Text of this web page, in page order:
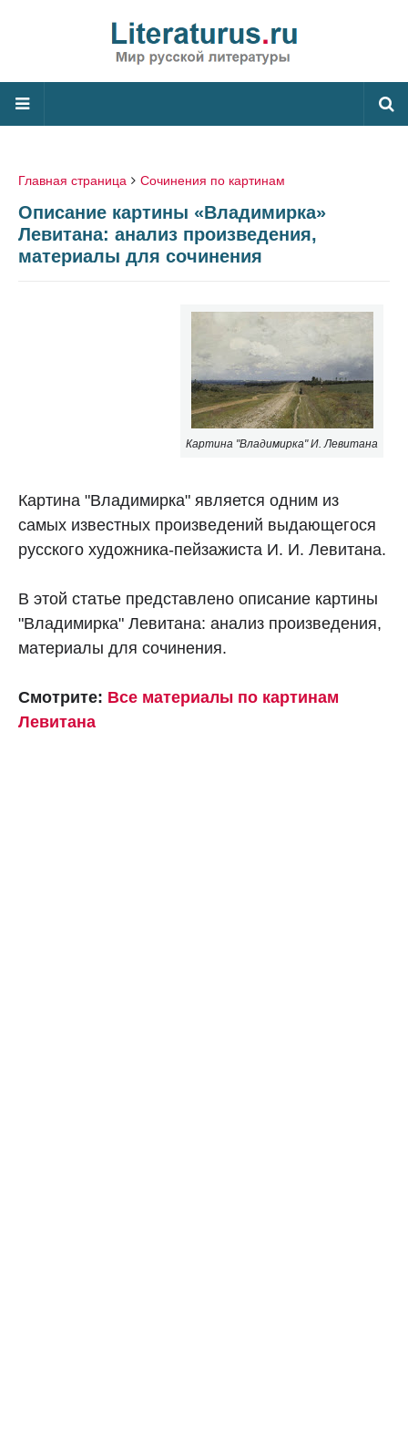
Главная страница Сочинения по картинам
Описание картины «Владимирка»
Левитана: анализ произведения,
материалы для сочинения
Картина "Владимирка" И. Левитана
Картина "Владимирка" является одним из
самых известных произведений выдающегося
русского художника-пейзажиста И. И. Левитана.
В этой статье представлено описание картины
"Владимирка" Левитана: анализ произведения,
материалы для сочинения.
Смотрите: Все материалы по картинам
Левитана